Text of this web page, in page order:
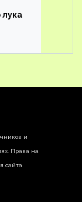
лука
и
Права на
сайта